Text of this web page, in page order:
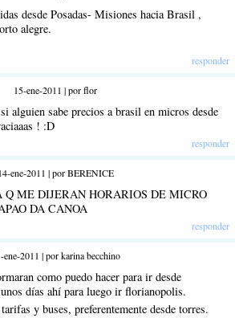
desde Posadas- Misiones hacia Brasil ,
alegre.
responder
15-ene-2011 | por flor
alguien sabe precios a brasil en micros desde
! :D
responder
14-ene-2011 | por BERENICE
ME DIJERAN HORARIOS DE MICRO
DA CANOA
responder
ene-2011 | por karina becchino
como puedo hacer para ir desde
días ahí para luego ir florianopolis.
y buses, preferentemente desde torres.